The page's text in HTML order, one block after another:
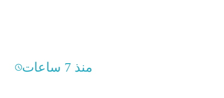
منذ 7 ساعات